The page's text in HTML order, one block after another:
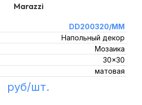
Marazzi
DD200320/MM
Напольный декор
Мозаика
30x30
матовая
руб/шт.